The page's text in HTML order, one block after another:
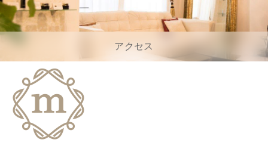
アクセス